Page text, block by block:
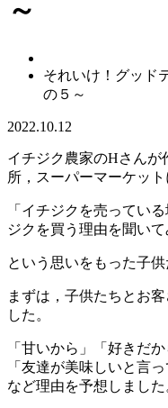
～
それいけ！グッド
の５～
2022.10.12
イチジク農家のHさんが
所，スーパーマーケッ
「イチジクを売ってい
ジクを買う理由を聞いて
という思いをもった子供
まずは，子供たちとお
した。
「甘いから」「好きだ
「友達が美味しいと言
など理由を予想しました